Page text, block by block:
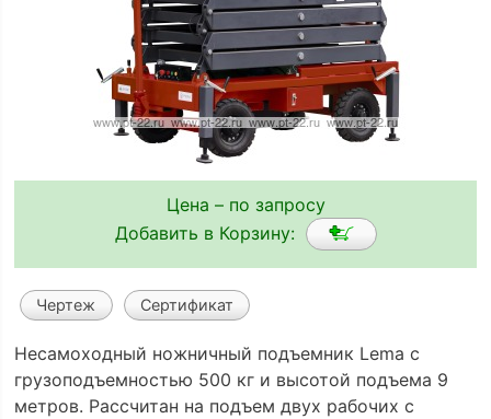
Цена – по запросу
Добавить в Корзину:
Чертеж Сертификат
Несамоходный ножничный подъемник Lema с
грузоподъемностью 500 кг и высотой подъема 9
метров. Рассчитан на подъем двух рабочих с